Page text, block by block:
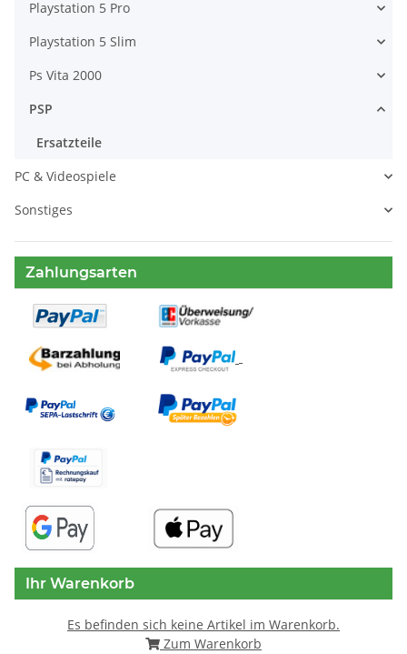
Playstation 5 Pro
Playstation 5 Slim
Ps Vita 2000
PSP
Ersatzteile
PC & Videospiele
Sonstiges
Zahlungsarten
Ihr Warenkorb
Es befinden sich keine Artikel im Warenkorb.
Zum Warenkorb